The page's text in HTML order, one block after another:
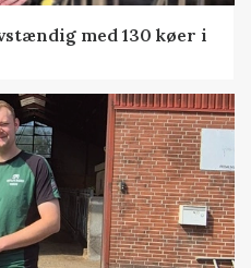
med 130 køer i